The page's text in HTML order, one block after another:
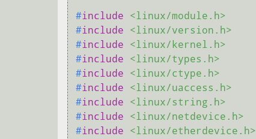
#include
<linux/module.h>
#include
<linux/version.h>
#include
<linux/kernel.h>
#include
<linux/types.h>
#include
<linux/ctype.h>
#include
<linux/uaccess.h>
#include
<linux/string.h>
#include
<linux/netdevice.h>
#include
<linux/etherdevice.h>